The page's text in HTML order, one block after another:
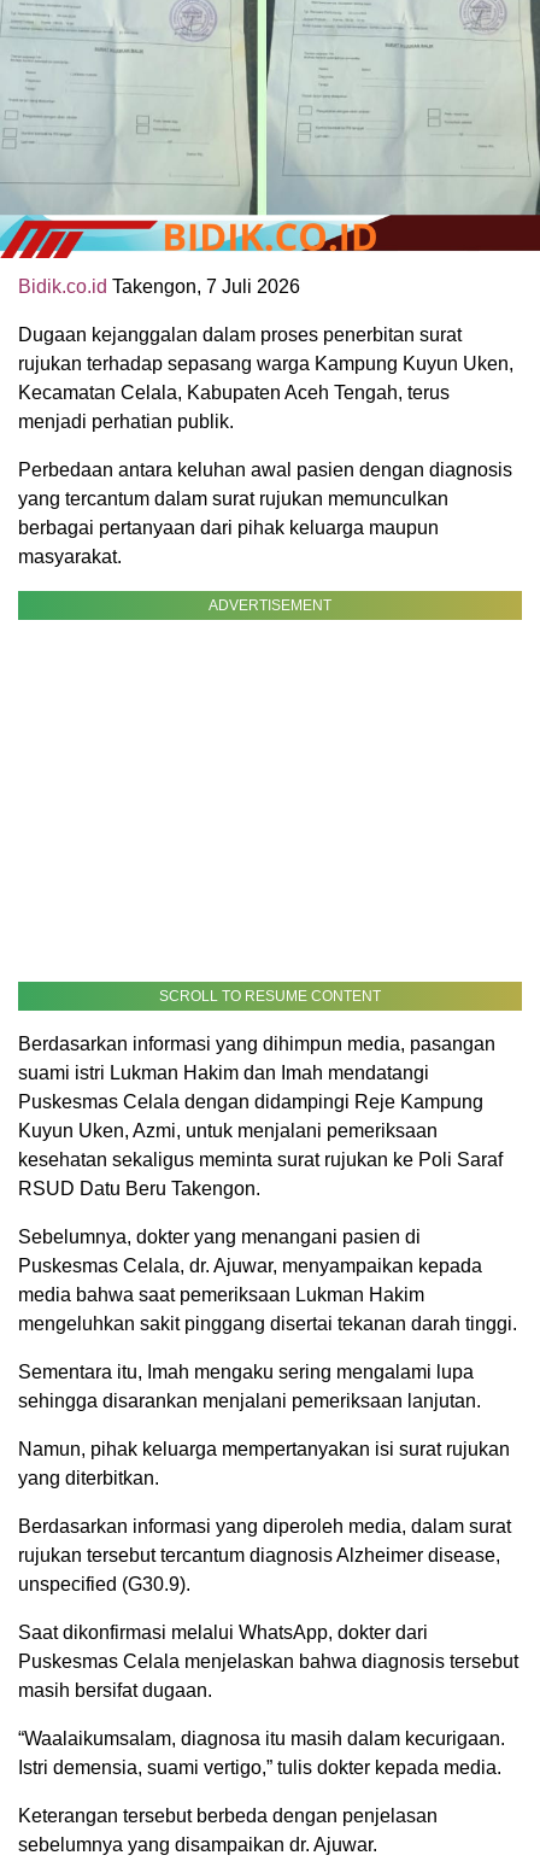
Bidik.co.id Takengon, 7 Juli 2026
Dugaan kejanggalan dalam proses penerbitan surat
rujukan terhadap sepasang warga Kampung Kuyun Uken,
Kecamatan Celala, Kabupaten Aceh Tengah, terus
menjadi perhatian publik.
Perbedaan antara keluhan awal pasien dengan diagnosis
yang tercantum dalam surat rujukan memunculkan
berbagai pertanyaan dari pihak keluarga maupun
masyarakat.
ADVERTISEMENT
SCROLL TO RESUME CONTENT
Berdasarkan informasi yang dihimpun media, pasangan
suami istri Lukman Hakim dan Imah mendatangi
Puskesmas Celala dengan didampingi Reje Kampung
Kuyun Uken, Azmi, untuk menjalani pemeriksaan
kesehatan sekaligus meminta surat rujukan ke Poli Saraf
RSUD Datu Beru Takengon.
Sebelumnya, dokter yang menangani pasien di
Puskesmas Celala, dr. Ajuwar, menyampaikan kepada
media bahwa saat pemeriksaan Lukman Hakim
mengeluhkan sakit pinggang disertai tekanan darah tinggi.
Sementara itu, Imah mengaku sering mengalami lupa
sehingga disarankan menjalani pemeriksaan lanjutan.
Namun, pihak keluarga mempertanyakan isi surat rujukan
yang diterbitkan.
Berdasarkan informasi yang diperoleh media, dalam surat
rujukan tersebut tercantum diagnosis Alzheimer disease,
unspecified (G30.9).
Saat dikonfirmasi melalui WhatsApp, dokter dari
Puskesmas Celala menjelaskan bahwa diagnosis tersebut
masih bersifat dugaan.
“Waalaikumsalam, diagnosa itu masih dalam kecurigaan.
Istri demensia, suami vertigo,” tulis dokter kepada media.
Keterangan tersebut berbeda dengan penjelasan
sebelumnya yang disampaikan dr. Ajuwar.